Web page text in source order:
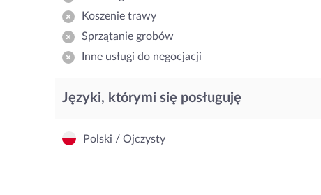
Koszenie trawy
Sprzątanie grobów
Inne usługi do negocjacji
Języki, którymi się posługuję
Polski / Ojczysty